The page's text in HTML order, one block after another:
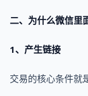
二、为什么微信里
1、产生链接
交易的核心条件就